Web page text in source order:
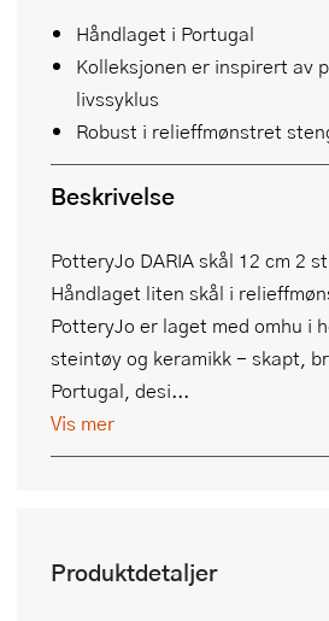
Håndlaget i Portugal
Kolleksjonen er inspirert av
livssyklus
Robust i relieffmønstret
Beskrivelse
PotteryJo DARIA skål 12 cm 2
Håndlaget liten skål i
PotteryJo er laget med omhu i
steintøy og keramikk - skapt,
Portugal, desi...
Vis mer
Produktdetaljer